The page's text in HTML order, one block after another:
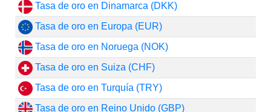
Tasa de oro en Dinamarca (DKK)
Tasa de oro en Europa (EUR)
Tasa de oro en Noruega (NOK)
Tasa de oro en Suiza (CHF)
Tasa de oro en Turquía (TRY)
Tasa de oro en Reino Unido (GBP)